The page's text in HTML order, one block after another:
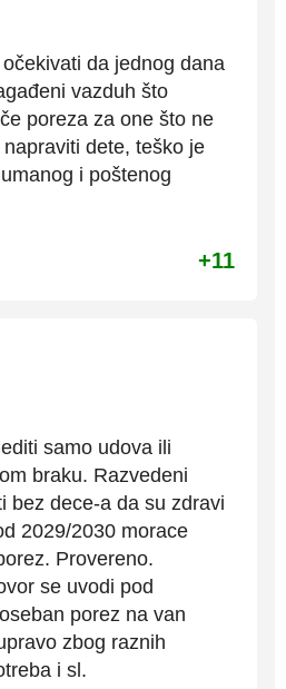
da jednog dana
vazduh što
poreza za one što ne
dete, teško je
i poštenog
+11
samo udova ili
braku. Razvedeni
bez dece-a da su zdravi
2029/2030 morace
Provereno.
se uvodi pod
porez na van
zbog raznih
i sl.